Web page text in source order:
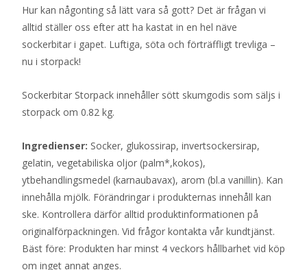
Hur kan någonting så lätt vara så gott? Det är frågan vi
alltid ställer oss efter att ha kastat in en hel näve
sockerbitar i gapet. Luftiga, söta och förträffligt trevliga –
nu i storpack!
Sockerbitar Storpack innehåller sött skumgodis som säljs i
storpack om 0.82 kg.
Ingredienser: Socker, glukossirap, invertsockersirap,
gelatin, vegetabiliska oljor (palm*,kokos),
ytbehandlingsmedel (karnaubavax), arom (bl.a vanillin). Kan
innehålla mjölk. Förändringar i produkternas innehåll kan
ske. Kontrollera därför alltid produktinformationen på
originalförpackningen. Vid frågor kontakta vår kundtjänst.
Bäst före: Produkten har minst 4 veckors hållbarhet vid köp
om inget annat anges.